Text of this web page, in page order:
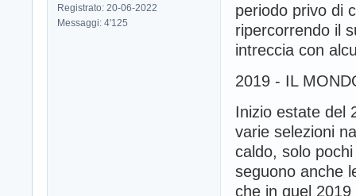
Registrato: 20-06-2022
Messaggi: 4'125
periodo privo di
ripercorrendo il
intreccia con
2019 - IL
Inizio estate del
varie selezioni
caldo, solo
seguono anche
che in quel